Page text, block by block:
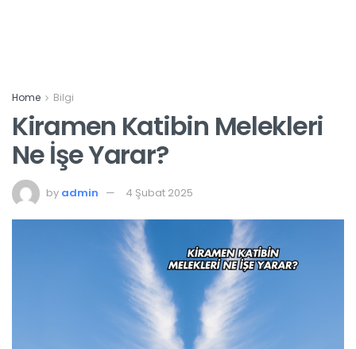
Home Bilgi
Kiramen Katibin Melekleri
Ne İşe Yarar?
by admin 4 Şubat 2025